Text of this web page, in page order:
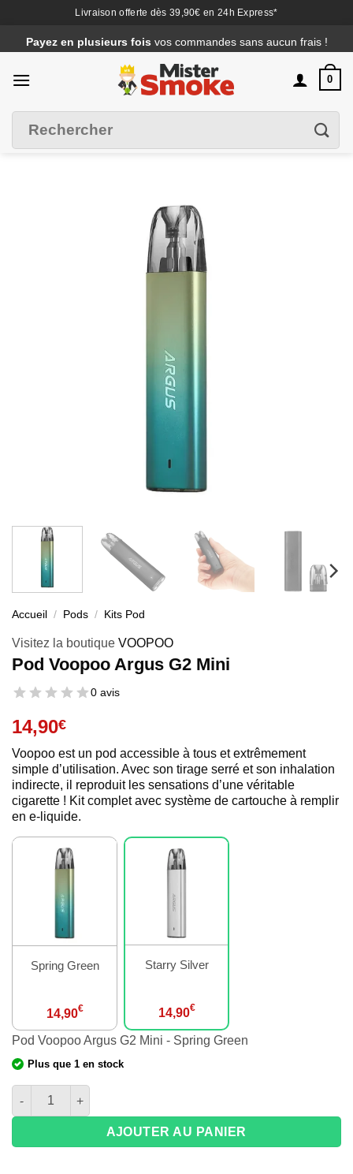
Livraison offerte dès 39,90€ en 24h Express*
au
contenu
Payez en plusieurs fois vos commandes sans aucun frais !
0
pour :
Accueil / Pods / Kits Pod
Visitez la boutique VOOPOO
Pod Voopoo Argus G2 Mini
0 avis
14,90€
Voopoo est un pod accessible à tous et extrêmement
simple d’utilisation. Avec son tirage serré et son inhalation
indirecte, il reproduit les sensations d’une véritable
cigarette ! Kit complet avec système de cartouche à remplir
en e-liquide.
Spring Green
14,90€
Starry Silver
14,90€
Pod Voopoo Argus G2 Mini - Spring Green
Plus que 1 en stock
quantité de Pod Voopoo Argus G2 Mini
AJOUTER AU PANIER